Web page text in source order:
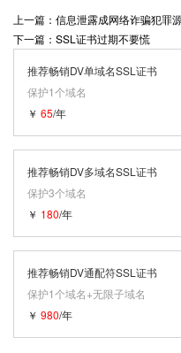
上一篇：信息泄露成网络诈骗犯罪
下一篇：SSL证书过期不要慌
推荐畅销DV单域名SSL证书
保护1个域名
￥ 65/年
推荐畅销DV多域名SSL证书
保护3个域名
￥ 180/年
推荐畅销DV通配符SSL证书
保护1个域名+无限子域名
￥ 980/年